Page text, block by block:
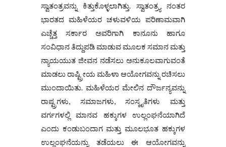
ಸ್ವಾತಂತ್ರವನ್ನು ಕಿತ್ತುಕೊಳ್ಳಲಾಗಿತ್ತು. ಸ್ವಾತಂತ್ರ್ಯ ನಂತರ
ಭಾರತದ ಮಹಿಳೆಯರ ಚಳುವಳಿಯ ಪರಿಣಾಮವಾಗಿ
ಎಚ್ಚೆತ್ತ ಸರ್ಕಾರ ಅವರಿಗಾಗಿ ಕಾನೂನು ಹಾಗೂ
ಸಂವಿಧಾನ ತಿದ್ದುಪಡಿ ಮಾಡುವ ಮೂಲಕ ಸಮಾನ ಮತ್ತು
ನ್ಯಾಯಯುತ ಜೀವನ ನಡೆಸಲು ಅನುಕೂಲವಾಗುವಂತೆ
ಮಾಡಲು ರಾಷ್ಟ್ರೀಯ ಮಹಿಳಾ ಆಯೋಗವನ್ನು ರಚಿಸಲು
ಮುಂದಾಯಿತು. ಮಹಿಳೆಯರ ಮೇಲಿನ ದೌರ್ಜನ್ಯವನ್ನು
ರಾಷ್ಟ್ರಗಳು, ಸಮಾಜಗಳು, ಸಂಸ್ಕೃತಿಗಳು ಮತ್ತು
ವರ್ಗಗಳಲ್ಲಿ ಮಾನವ ಹಕ್ಕುಗಳ ಉಲ್ಲಂಘನೆಯಾಗಿದೆ
ಎಂದು ಕಂಡುಬಂದಾಗ ಮತ್ತು ಮೂಲಭೂತ ಹಕ್ಕುಗಳ
ಉಲ್ಲಂಘನೆಯನ್ನು ತಡೆಯಲು ಈ ಆಯೋಗವನ್ನು